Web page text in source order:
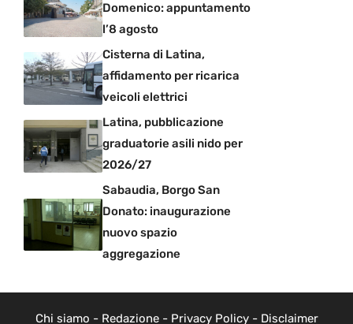
Domenico: appuntamento
l’8 agosto
Cisterna di Latina,
affidamento per ricarica
veicoli elettrici
Latina, pubblicazione
graduatorie asili nido per
2026/27
Sabaudia, Borgo San
Donato: inaugurazione
nuovo spazio
aggregazione
Chi siamo - Redazione- Privacy Policy- Disclaimer